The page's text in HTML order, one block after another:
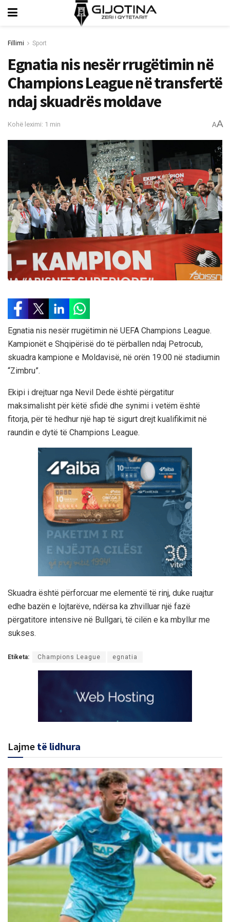
Fillimi Sport
Egnatia nis nesër rrugëtimin në
Champions League në transfertë
ndaj skuadrës moldave
Kohë leximi: 1 min AA
Egnatia nis nesër rrugëtimin në UEFA Champions League.
Kampionët e Shqipërisë do të përballen ndaj Petrocub,
skuadra kampione e Moldavisë, në orën 19:00 në stadiumin
“Zimbru”.
Ekipi i drejtuar nga Nevil Dede është përgatitur
maksimalisht për këtë sfidë dhe synimi i vetëm është
fitorja, për të hedhur një hap të sigurt drejt kualifikimit në
raundin e dytë të Champions League.
Skuadra është përforcuar me elementë të rinj, duke ruajtur
edhe bazën e lojtarëve, ndërsa ka zhvilluar një fazë
përgatitore intensive në Bullgari, të cilën e ka mbyllur me
sukses.
Etiketa: Champions League egnatia
Lajme të lidhura